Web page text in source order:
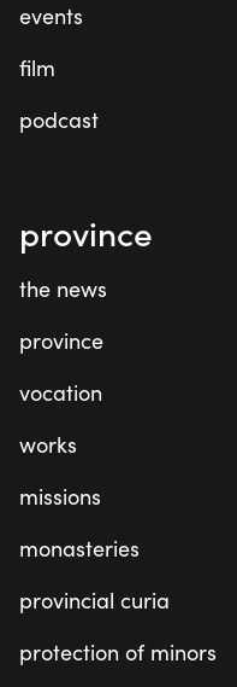
events
film
podcast
province
the news
province
vocation
works
missions
monasteries
provincial curia
protection of minors